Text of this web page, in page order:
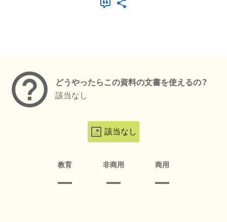
どうやったらこの資料の文書を使えるの？
該当なし
該当なし
教育 非商用 商用